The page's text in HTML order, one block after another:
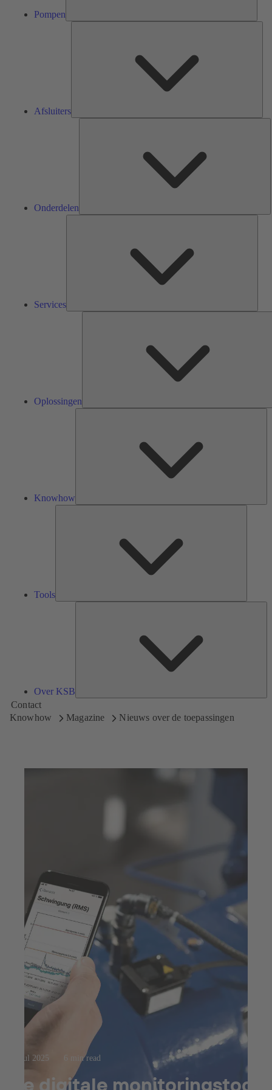
Pompen
Afsluiters
Onderdelen
Services
Oplossingen
Knowhow
Tools
Over KSB
Contact
Knowhow
Magazine Nieuws over de toepassingen
23 jul 2025 6 min read
De digitale monitoringstool